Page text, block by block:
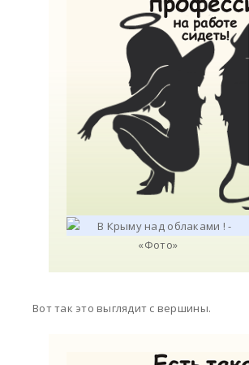
Вот так это выглядит с вершины.